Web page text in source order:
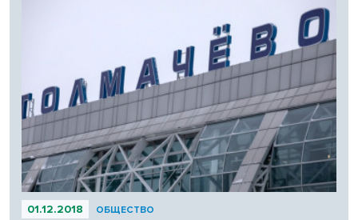
01.12.2018 ОБЩЕСТВО